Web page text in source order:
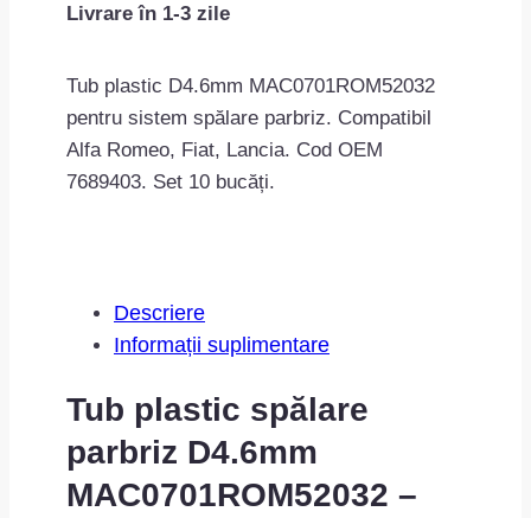
sistemul
spalare
parbriz
D4.6mm
MAC0701ROM52032
Livrare în 1-3 zile
Tub plastic D4.6mm MAC0701ROM52032
pentru sistem spălare parbriz. Compatibil
Alfa Romeo, Fiat, Lancia. Cod OEM
7689403. Set 10 bucăți.
Descriere
Informații suplimentare
Tub plastic spălare
parbriz D4.6mm
MAC0701ROM52032 –